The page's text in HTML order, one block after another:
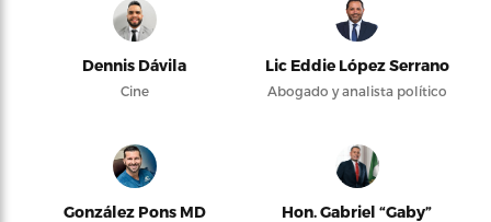
Dennis Dávila
Cine
Lic Eddie López Serrano
Abogado y analista político
González Pons MD
Hon. Gabriel “Gaby”